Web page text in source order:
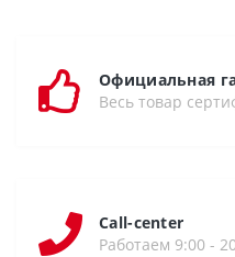
Официальная
Весь товар
Call-center
Работаем 9:00 -